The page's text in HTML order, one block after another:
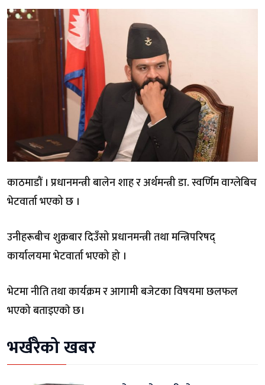
काठमाडौं । प्रधानमन्त्री बालेन शाह र अर्थमन्त्री डा. स्वर्णिम वाग्लेबिच
भेटवार्ता भएको छ ।
उनीहरूबीच शुक्रबार दिउँसो प्रधानमन्त्री तथा मन्त्रिपरिषद्
कार्यालयमा भेटवार्ता भएको हो ।
भेटमा नीति तथा कार्यक्रम र आगामी बजेटका विषयमा छलफल
भएको बताइएकाे छ।
भर्खरैको खबर